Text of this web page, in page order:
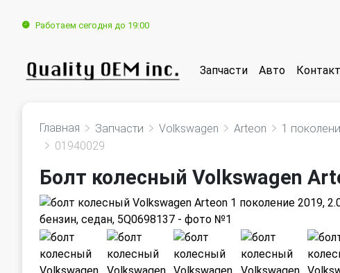
Работаем сегодня до 19:00
Запчасти Авто
Главная Запчасти Volkswagen Arteon 1
01940029
Болт колесный Volkswagen